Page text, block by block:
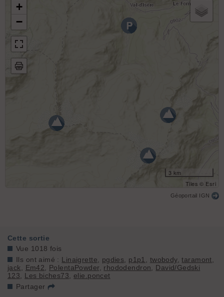
+
−
3 km
Tiles © Esri
Géoportail IGN
Cette sortie
Vue 1018 fois
Ils ont aimé : Linaigrette pgdies p1p1 twobody,taramont
jack
Em42 PolentaPowder rhododendron
David/Gedski
123
Les biches73
elie.poncet
Partager